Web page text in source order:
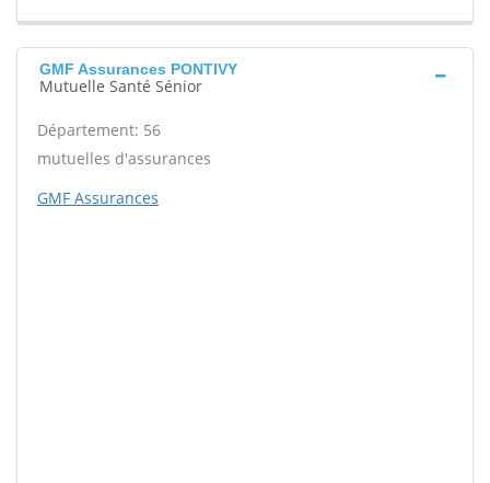
GMF Assurances PONTIVY
Mutuelle Santé Sénior
Département: 56
mutuelles d'assurances
GMF Assurances